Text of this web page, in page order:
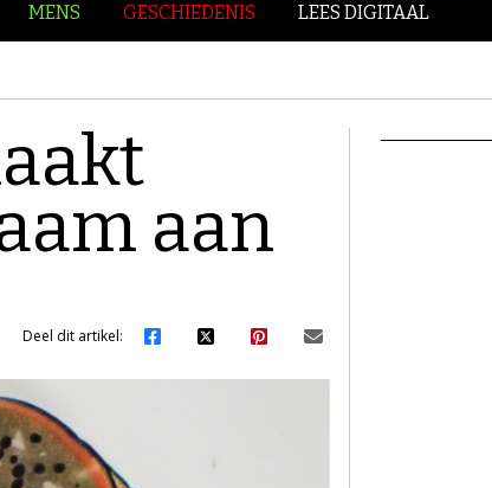
MENS GESCHIEDENIS LEES DIGITAAL
aan
Deel dit artikel: